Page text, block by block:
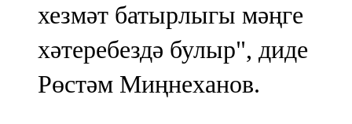
хезмәт батырлыгы мәңге
хәтеребездә булыр", диде
Рөстәм Миңнеханов.